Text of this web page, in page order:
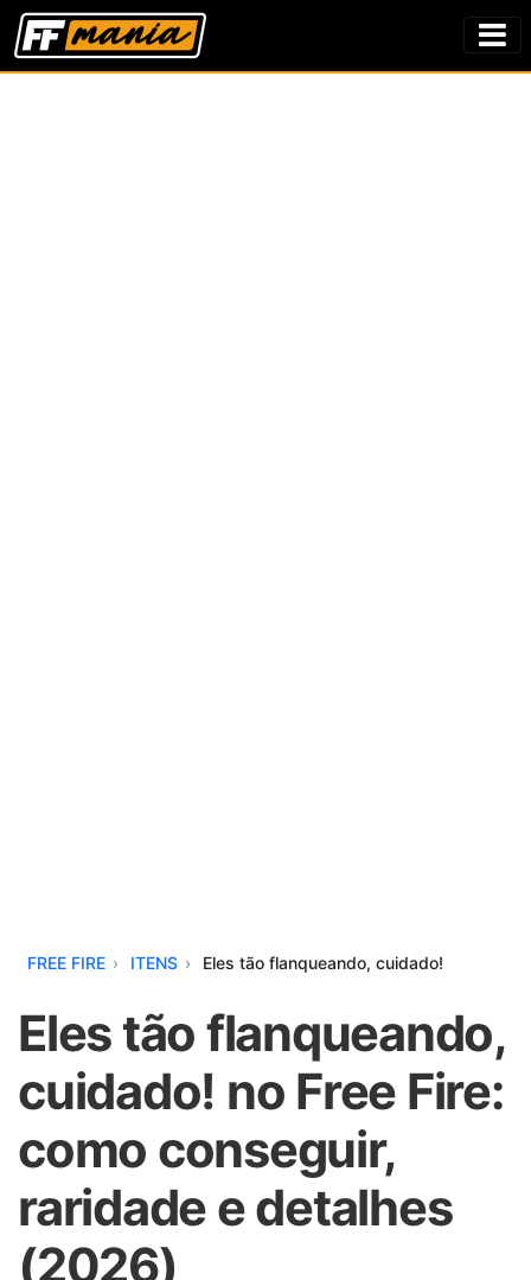
FREE FIRE ITENS Eles tão flanqueando, cuidado!
Eles tão flanqueando,
cuidado! no Free Fire:
como conseguir,
raridade e detalhes
(2026)